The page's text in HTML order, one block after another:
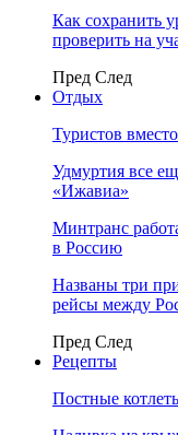
Как сохранить
проверить на
Пред След
Отдых
Туристов
Удмуртия все
«Ижавиа»
Минтранс
в Россию
Названы три
рейсы между
Пред След
Рецепты
Постные